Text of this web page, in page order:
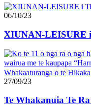
06/10/23
XIUNAN-LEISURE
27/09/23
Te Whakanuia Te